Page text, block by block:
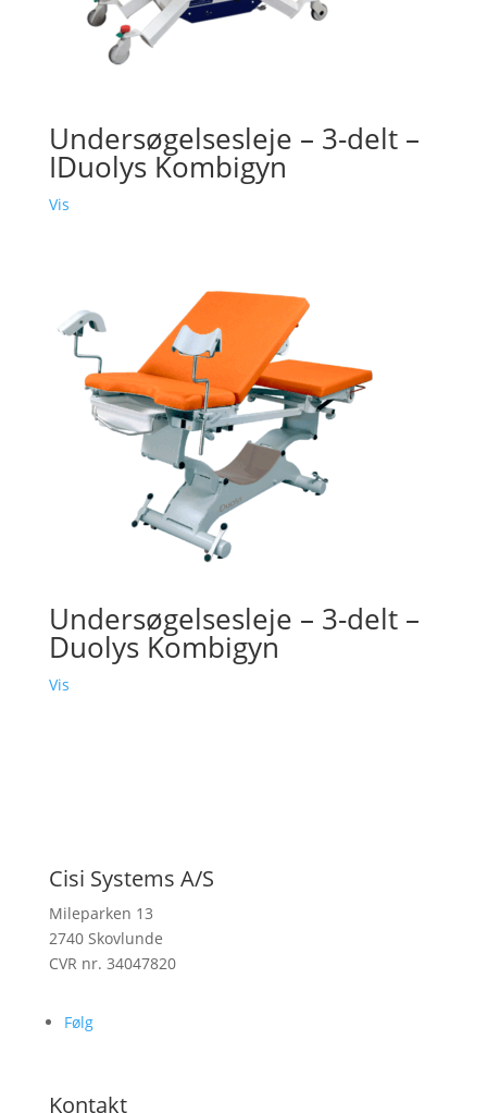
Undersøgelsesleje – 3-delt –
IDuolys Kombigyn
Vis
Undersøgelsesleje – 3-delt –
Duolys Kombigyn
Vis
Cisi Systems A/S
Mileparken 13
2740 Skovlunde
CVR nr. 34047820
Følg
Kontakt